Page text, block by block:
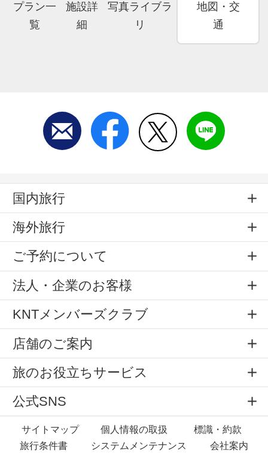
プラン一
覧
施設詳
細
写真ライブラ
リ
地図・交
通
国内旅行
海外旅行
ご予約について
法人・企業のお客様
KNTメンバーズクラブ
店舗のご案内
旅のお役立ちサービス
公式SNS
サイトマップ 個人情報の取扱
標識・約款
旅行条件書
システムメンテナンス 会社案内